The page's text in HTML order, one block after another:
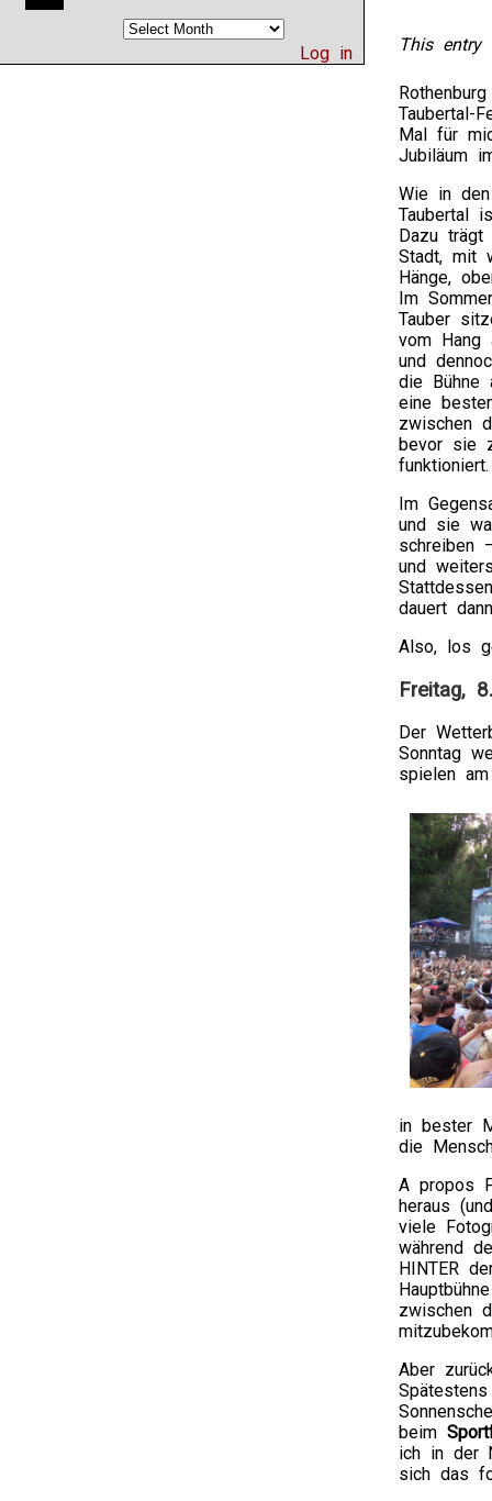
Log in This entry
Taubertal-
Mal für
Jubiläum
Wie in
Taubertal
Dazu
Stadt, mit
Hänge,
Im
Tauber
vom Hang
und
die Bühne
eine
zwischen
bevor sie
funktioniert.
Im
und sie
schreiben
und
dauert
Also, los
Freitag,
Der
Sonntag
spielen
in bester
die
A propos
heraus
viele
während
HINTER
zwischen
Aber
beim
ich in der
sich das